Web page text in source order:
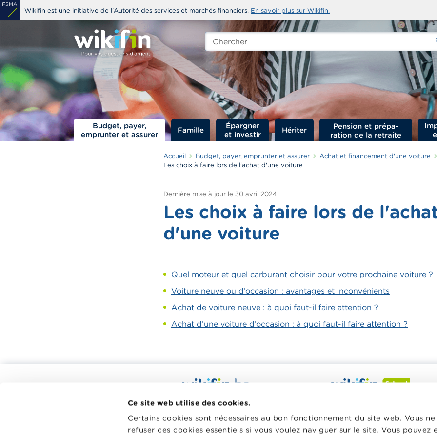
Ce site web utilise des cookies.
Certains cookies sont nécessaires au bon fonctionnement du site web. Vous
refuser ces cookies essentiels si vous voulez naviguer sur le site. Vous pouvez
Aller
au
Wikifin est une initiative de l'Autorité des services et marchés financiers. En savoir plus sur Wikifin.
Chercher
edit-
Budget, payer,
emprunter et assurer
Famille
Épargner
et investir
Hériter
Accueil Budget, payer, emprunter et assurer
Achat et financement d'une voiture
Les choix à faire lors de l'achat d'une voiture
Dernière mise à jour le 30 avril 2024
Les choix à faire lors de
d'une voiture
Quel moteur et quel carburant choisir pour votre prochaine voiture ?
Voiture neuve ou d’occasion : avantages et inconvénients
Achat de voiture neuve : à quoi faut-il faire attention ?
Achat d’une voiture d’occasion : à quoi faut-il faire attention ?
Wikifin.be veut vous aider dans vos
à votre disposition une information
indépendante, fiable et pratique. Il est
pédagogique varié et des
les aider à faire de l’éducation